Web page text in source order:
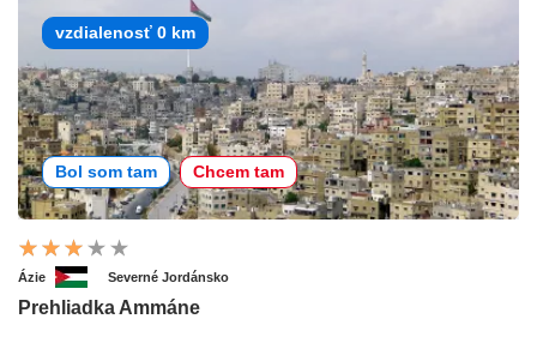
vzdialenosť 0 km
Bol som tam Chcem tam
Ázie Severné Jordánsko
Prehliadka Ammáne